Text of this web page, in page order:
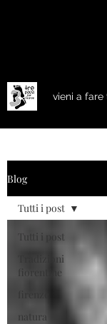
vieni a fare
Blog
Tutti i post
Tradizioni
fiorentine
natura
Tutti i post